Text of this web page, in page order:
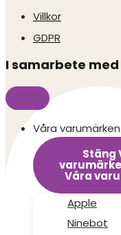
Villkor
GDPR
I samarbete med
Våra varumärken
Stäng
Våra
Apple
Ninebot